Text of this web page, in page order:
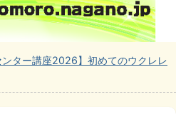
ンター講座2026】初めてのウクレレ